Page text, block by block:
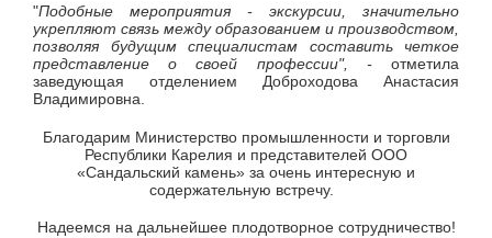
"Подобные мероприятия - экскурсии, значительно
укрепляют связь между образованием и производством,
позволяя будущим специалистам составить четкое
представление о своей профессии", - отметила
заведующая отделением Доброходова Анастасия
Владимировна.
Благодарим Министерство промышленности и торговли
Республики Карелия и представителей ООО
«Сандальский камень» за очень интересную и
содержательную встречу.
Надеемся на дальнейшее плодотворное сотрудничество!